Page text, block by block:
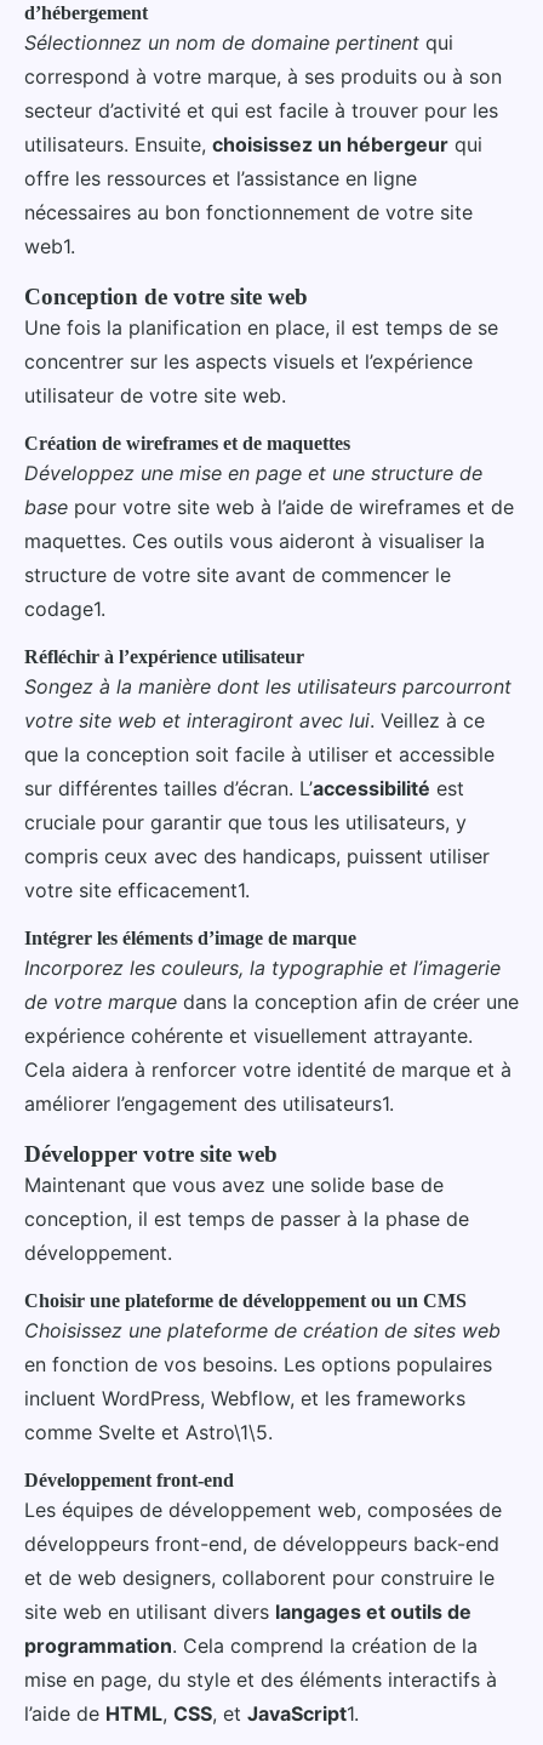
d’hébergement
Sélectionnez un nom de domaine pertinent qui
correspond à votre marque, à ses produits ou à son
secteur d’activité et qui est facile à trouver pour les
utilisateurs. Ensuite, choisissez un hébergeur qui
offre les ressources et l’assistance en ligne
nécessaires au bon fonctionnement de votre site
web1.
Conception de votre site web
Une fois la planification en place, il est temps de se
concentrer sur les aspects visuels et l’expérience
utilisateur de votre site web.
Création de wireframes et de maquettes
Développez une mise en page et une structure de
base pour votre site web à l’aide de wireframes et de
maquettes. Ces outils vous aideront à visualiser la
structure de votre site avant de commencer le
codage1.
Réfléchir à l’expérience utilisateur
Songez à la manière dont les utilisateurs parcourront
votre site web et interagiront avec lui. Veillez à ce
que la conception soit facile à utiliser et accessible
sur différentes tailles d’écran. L’accessibilité est
cruciale pour garantir que tous les utilisateurs, y
compris ceux avec des handicaps, puissent utiliser
votre site efficacement1.
Intégrer les éléments d’image de marque
Incorporez les couleurs, la typographie et l’imagerie
de votre marque dans la conception afin de créer une
expérience cohérente et visuellement attrayante.
Cela aidera à renforcer votre identité de marque et à
améliorer l’engagement des utilisateurs1.
Développer votre site web
Maintenant que vous avez une solide base de
conception, il est temps de passer à la phase de
développement.
Choisir une plateforme de développement ou un CMS
Choisissez une plateforme de création de sites web
en fonction de vos besoins. Les options populaires
incluent WordPress, Webflow, et les frameworks
comme Svelte et Astro\1\5.
Développement front-end
Les équipes de développement web, composées de
développeurs front-end, de développeurs back-end
et de web designers, collaborent pour construire le
site web en utilisant divers langages et outils de
programmation. Cela comprend la création de la
mise en page, du style et des éléments interactifs à
l’aide de HTML, CSS, et JavaScript1.